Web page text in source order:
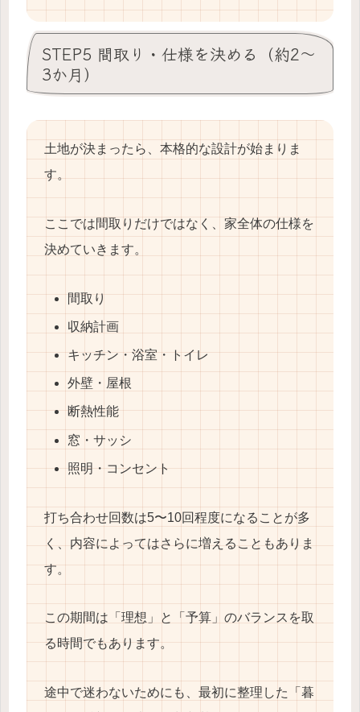
STEP5 間取り・仕様を決める（約2〜
3か月）
土地が決まったら、本格的な設計が始まりま
す。
ここでは間取りだけではなく、家全体の仕様を
決めていきます。
間取り
収納計画
キッチン・浴室・トイレ
外壁・屋根
断熱性能
窓・サッシ
照明・コンセント
打ち合わせ回数は5〜10回程度になることが多
く、内容によってはさらに増えることもありま
す。
この期間は「理想」と「予算」のバランスを取
る時間でもあります。
途中で迷わないためにも、最初に整理した「暮